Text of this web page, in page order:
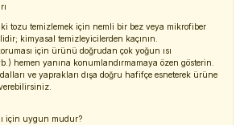
tozu temizlemek için nemli bir bez veya mikrofiber
kimyasal temizleyicilerden kaçının.
için ürünü doğrudan çok yoğun ısı
hemen yanına konumlandırmamaya özen gösterin.
ve yaprakları dışa doğru hafifçe esneterek ürüne
için uygun mudur?